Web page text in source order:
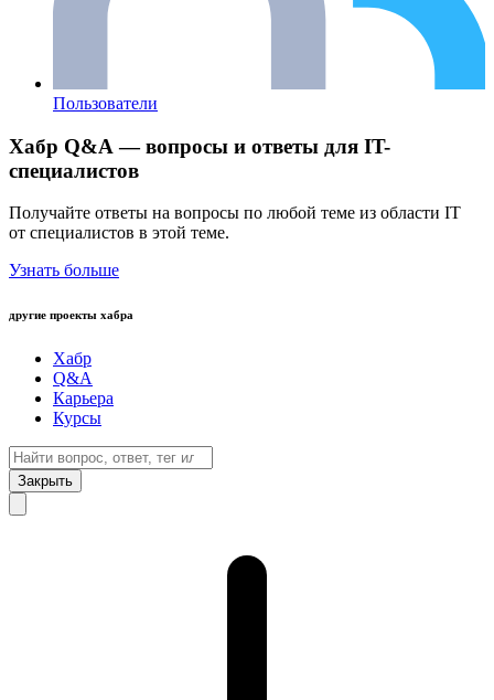
Пользователи
Хабр Q&A — вопросы и ответы для IT-
специалистов
Получайте ответы на вопросы по любой теме из области IT
от специалистов в этой теме.
Узнать больше
другие проекты хабра
Хабр
Q&A
Карьера
Курсы
Закрыть